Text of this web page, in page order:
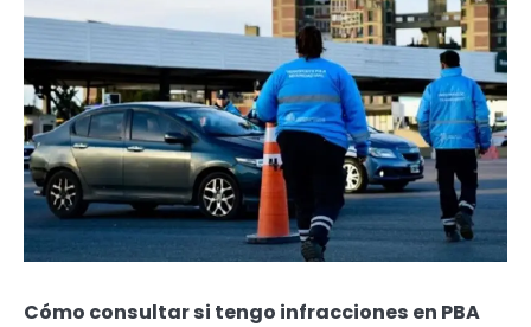
Cómo consultar si tengo infracciones en PBA